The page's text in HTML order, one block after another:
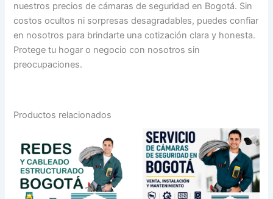
nuestros precios de cámaras de seguridad en Bogotá. Sin
costos ocultos ni sorpresas desagradables, puedes confiar
en nosotros para brindarte una cotización clara y honesta.
Protege tu hogar o negocio con nosotros sin
preocupaciones.
Productos relacionados